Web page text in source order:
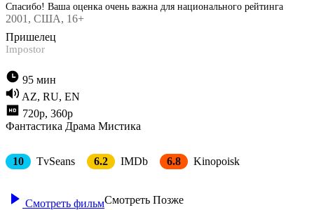
Спасибо! Ваша оценка очень важна для национального рейтинга
2001 , США, 16+
Пришелец
Impostor
95 мин
AZ, RU, EN
720p, 360p
Фантастика Драма Мистика
10 TvSeans 6.2 IMDb 6.8 Kinopoisk
Смотреть фильмСмотреть Позже